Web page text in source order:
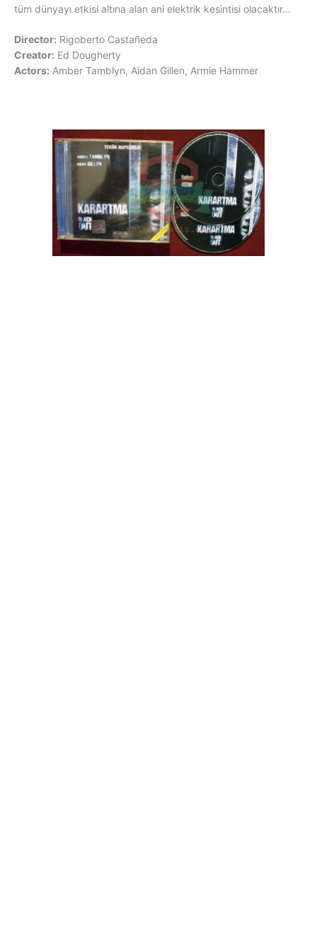
tüm dünyayı etkisi altına alan ani elektrik kesintisi olacaktır...
Director: Rigoberto Castañeda
Creator: Ed Dougherty
Actors: Amber Tamblyn, Aidan Gillen, Armie Hammer